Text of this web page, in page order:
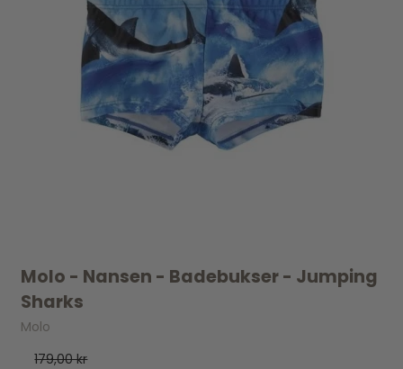
Molo - Nansen - Badebukser - Jumping
Sharks
Molo
179,00 kr